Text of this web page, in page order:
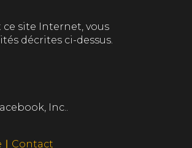
site Internet, vous
décrites ci-dessus.
Inc..
∣ Contact